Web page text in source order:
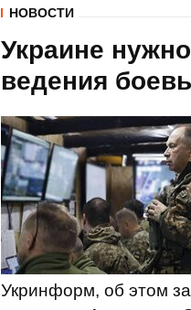
НОВОСТИ
Украине
ведения
Укринформ, об этом